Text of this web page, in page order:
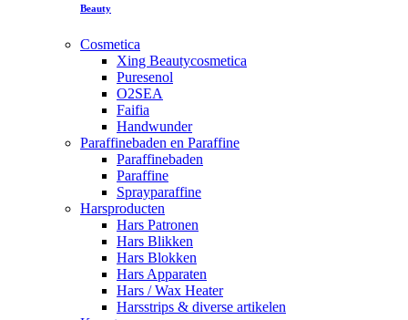
Beauty
Cosmetica
Xing Beautycosmetica
Puresenol
O2SEA
Faifia
Handwunder
Paraffinebaden en Paraffine
Paraffinebaden
Paraffine
Sprayparaffine
Harsproducten
Hars Patronen
Hars Blikken
Hars Blokken
Hars Apparaten
Hars / Wax Heater
Harsstrips & diverse artikelen